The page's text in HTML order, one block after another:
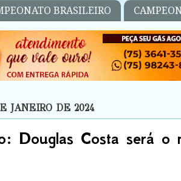
BRASILEIRO
JANEIRO DE 2024
Douglas Costa será o